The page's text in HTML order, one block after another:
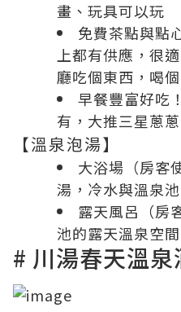
畫、玩具可以玩
免費茶點與點
上都有供應，很
廳吃個東西，喝
早餐豐富好吃
有，大推三星蔥
【溫泉泡湯】
大浴場（房客
湯，冷水與溫泉池
露天風呂（房
池的露天溫泉空間
# 川湯春天溫